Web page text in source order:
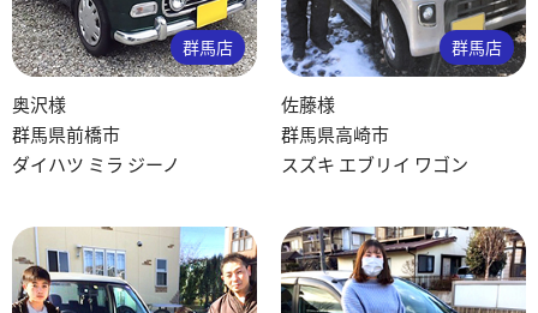
群馬店
奥沢様
群馬県前橋市
ダイハツ ミラ ジーノ
群馬店
佐藤様
群馬県高崎市
スズキ エブリイ ワゴン